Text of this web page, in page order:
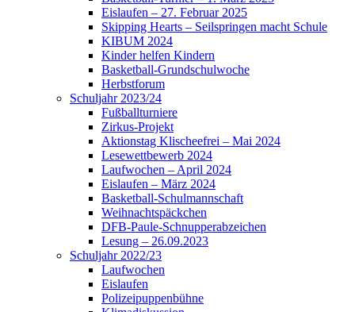
Eislaufen – 27. Februar 2025
Skipping Hearts – Seilspringen macht Schule
KIBUM 2024
Kinder helfen Kindern
Basketball-Grundschulwoche
Herbstforum
Schuljahr 2023/24
Fußballturniere
Zirkus-Projekt
Aktionstag Klischeefrei – Mai 2024
Lesewettbewerb 2024
Laufwochen – April 2024
Eislaufen – März 2024
Basketball-Schulmannschaft
Weihnachtspäckchen
DFB-Paule-Schnupperabzeichen
Lesung – 26.09.2023
Schuljahr 2022/23
Laufwochen
Eislaufen
Polizeipuppenbühne